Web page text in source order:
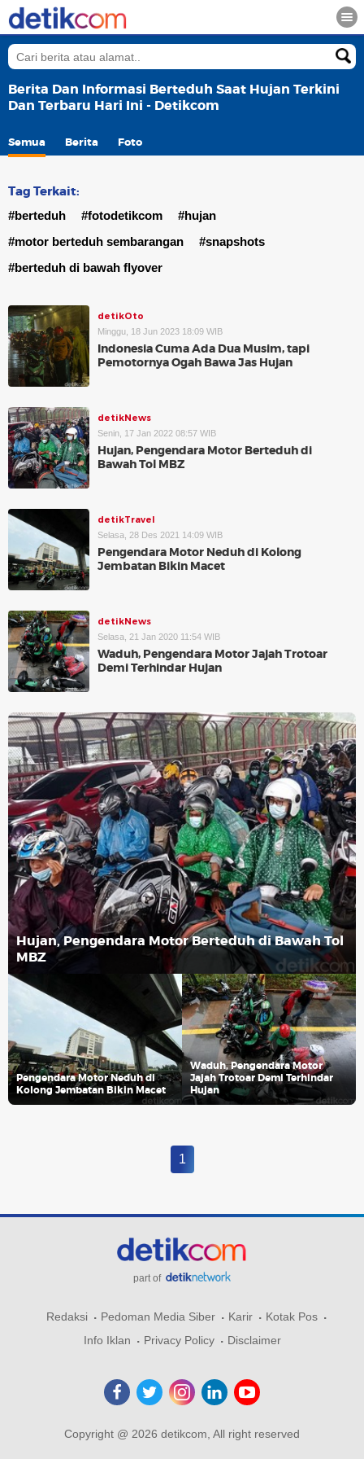
Berita Dan Informasi Berteduh Saat Hujan Terkini
Dan Terbaru Hari Ini - Detikcom
Semua Berita Foto
Tag Terkait:
#berteduh #fotodetikcom
#hujan
#motor berteduh sembarangan
#snapshots
#berteduh di bawah flyover
detikOto
Minggu, 18 Jun 2023 18:09 WIB
Indonesia Cuma Ada Dua Musim, tapi
Pemotornya Ogah Bawa Jas Hujan
detikNews
Senin, 17 Jan 2022 08:57 WIB
Hujan, Pengendara Motor Berteduh di
Bawah Tol MBZ
detikTravel
Selasa, 28 Des 2021 14:09 WIB
Pengendara Motor Neduh di Kolong
Jembatan Bikin Macet
detikNews
Selasa, 21 Jan 2020 11:54 WIB
Waduh, Pengendara Motor Jajah Trotoar
Demi Terhindar Hujan
Hujan, Pengendara Motor Berteduh di Bawah Tol
MBZ
Pengendara Motor Neduh di
Kolong Jembatan Bikin Macet
Waduh, Pengendara Motor
Jajah Trotoar Demi Terhindar
Hujan
1
part of
Redaksi Pedoman Media Siber Karir
Kotak Pos
Info Iklan
Privacy Policy Disclaimer
Copyright @ 2026 detikcom, All right reserved